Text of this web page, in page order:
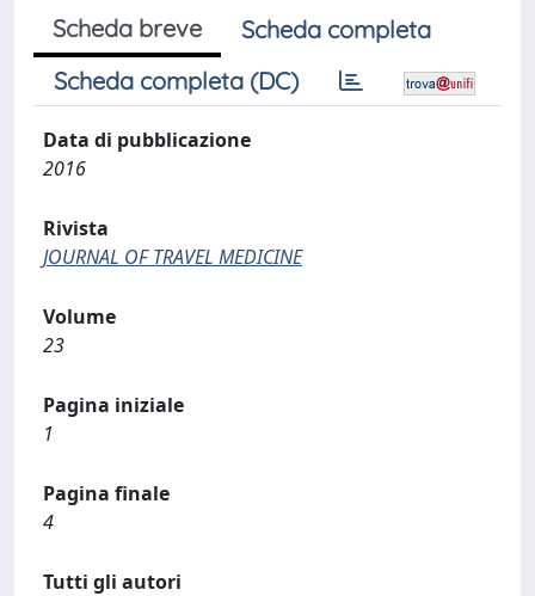
Scheda breve
Scheda completa
Scheda completa (DC)
Data di pubblicazione
2016
Rivista
JOURNAL OF TRAVEL MEDICINE
Volume
23
Pagina iniziale
1
Pagina finale
4
Tutti gli autori